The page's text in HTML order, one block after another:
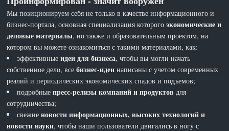
Мы позиционируем себя не только в качестве информационного и
бизнес-портала, основная специализация которогоэкономические и
деловые материалы, но также и образовательным проектом, на
котором вы можете ознакомиться с такими материалами, как:
эффективныеидеи для бизнеса, чтобы вы могли начать
собственное дело, всебизнес-идеи написаны с учетом современных
реалий и периодических экономических спадов и подъемов;
подробныепресс-релизы компаний и продуктов для
сотрудничества;
свежиеновости информационных, высоких технологий и
новости науки, чтобы наши пользователи двигались в ногу с